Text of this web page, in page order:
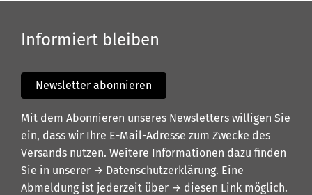
Informiert bleiben
Newsletter abonnieren
Mit dem Abonnieren unseres Newsletters willigen Sie
ein, dass wir Ihre E-Mail-Adresse zum Zwecke des
Versands nutzen. Weitere Informationen dazu finden
Sie in unserer → Datenschutzerklärung. Eine
Abmeldung ist jederzeit über → diesen Link möglich.